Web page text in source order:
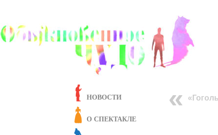
НОВОСТИ
О СПЕКТАКЛЕ